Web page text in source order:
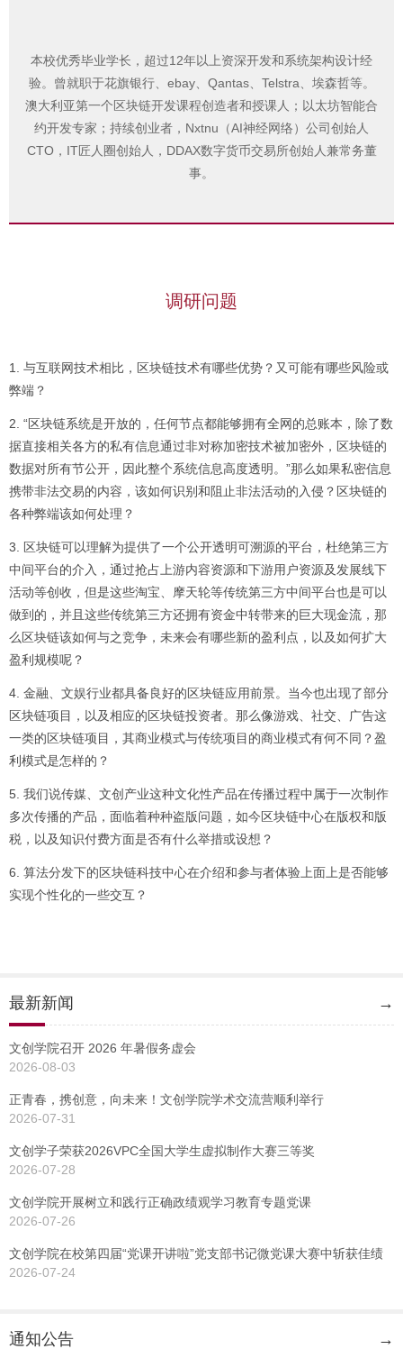
本校优秀毕业学长，超过12年以上资深开发和系统架构设计经
验。曾就职于花旗银行、ebay、Qantas、Telstra、埃森哲等。
澳大利亚第一个区块链开发课程创造者和授课人；以太坊智能合
约开发专家；持续创业者，Nxtnu（AI神经网络）公司创始人
CTO，IT匠人圈创始人，DDAX数字货币交易所创始人兼常务董
事。
调研问题
1. 与互联网技术相比，区块链技术有哪些优势？又可能有哪些风险或
弊端？
2. “区块链系统是开放的，任何节点都能够拥有全网的总账本，除了数
据直接相关各方的私有信息通过非对称加密技术被加密外，区块链的
数据对所有节公开，因此整个系统信息高度透明。”那么如果私密信息
携带非法交易的内容，该如何识别和阻止非法活动的入侵？区块链的
各种弊端该如何处理？
3. 区块链可以理解为提供了一个公开透明可溯源的平台，杜绝第三方
中间平台的介入，通过抢占上游内容资源和下游用户资源及发展线下
活动等创收，但是这些淘宝、摩天轮等传统第三方中间平台也是可以
做到的，并且这些传统第三方还拥有资金中转带来的巨大现金流，那
么区块链该如何与之竞争，未来会有哪些新的盈利点，以及如何扩大
盈利规模呢？
4. 金融、文娱行业都具备良好的区块链应用前景。当今也出现了部分
区块链项目，以及相应的区块链投资者。那么像游戏、社交、广告这
一类的区块链项目，其商业模式与传统项目的商业模式有何不同？盈
利模式是怎样的？
5. 我们说传媒、文创产业这种文化性产品在传播过程中属于一次制作
多次传播的产品，面临着种种盗版问题，如今区块链中心在版权和版
税，以及知识付费方面是否有什么举措或设想？
6. 算法分发下的区块链科技中心在介绍和参与者体验上面上是否能够
实现个性化的一些交互？
最新新闻 →
文创学院召开 2026 年暑假务虚会
2026-08-03
正青春，携创意，向未来！文创学院学术交流营顺利举行
2026-07-31
文创学子荣获2026VPC全国大学生虚拟制作大赛三等奖
2026-07-28
文创学院开展树立和践行正确政绩观学习教育专题党课
2026-07-26
文创学院在校第四届“党课开讲啦”党支部书记微党课大赛中斩获佳绩
2026-07-24
通知公告 →